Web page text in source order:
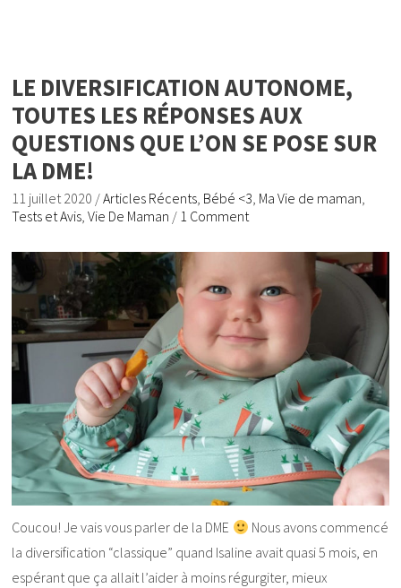
LE DIVERSIFICATION AUTONOME,
TOUTES LES RÉPONSES AUX
QUESTIONS QUE L’ON SE POSE SUR
LA DME!
11 juillet 2020 /Articles Récents, Bébé <3, Ma Vie de maman,
Tests et Avis,Vie De Maman / 1 Comment
Coucou! Je vais vous parler de la DME
Nous avons commencé
la diversification “classique” quand Isaline avait quasi 5 mois, en
espérant que ça allait l’aider à moins régurgiter, mieux